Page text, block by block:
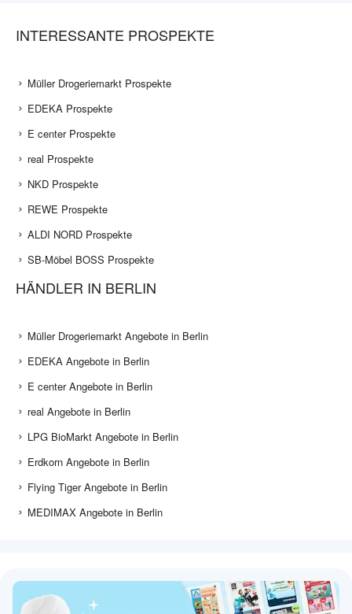
INTERESSANTE PROSPEKTE
Müller Drogeriemarkt Prospekte
EDEKA Prospekte
E center Prospekte
real Prospekte
NKD Prospekte
REWE Prospekte
ALDI NORD Prospekte
SB-Möbel BOSS Prospekte
HÄNDLER IN BERLIN
Müller Drogeriemarkt Angebote in Berlin
EDEKA Angebote in Berlin
E center Angebote in Berlin
real Angebote in Berlin
LPG BioMarkt Angebote in Berlin
Erdkorn Angebote in Berlin
Flying Tiger Angebote in Berlin
MEDIMAX Angebote in Berlin